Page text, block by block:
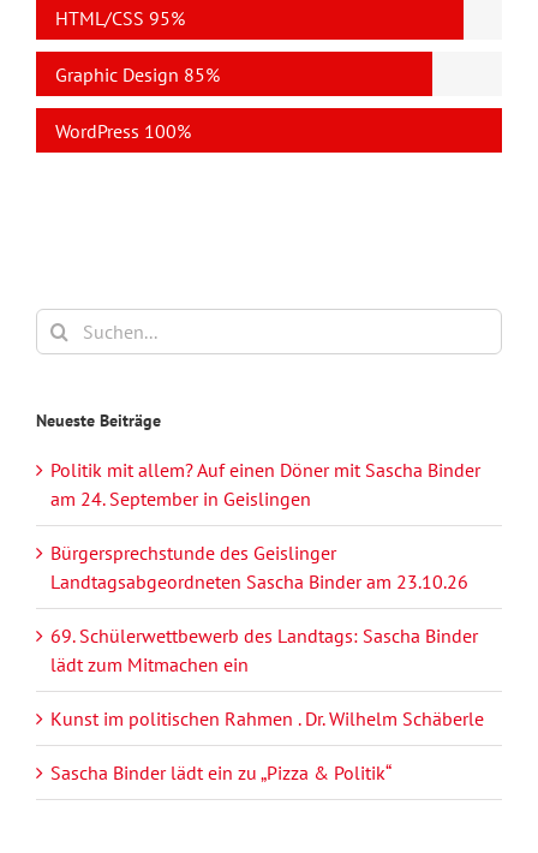
HTML/CSS 95%
Graphic Design 85%
WordPress 100%
Suche
nach:
Neueste Beiträge
Politik mit allem? Auf einen Döner mit Sascha Binder
am 24. September in Geislingen
Bürgersprechstunde des Geislinger
Landtagsabgeordneten Sascha Binder am 23.10.26
69. Schülerwettbewerb des Landtags: Sascha Binder
lädt zum Mitmachen ein
Kunst im politischen Rahmen . Dr. Wilhelm Schäberle
Sascha Binder lädt ein zu „Pizza & Politik“